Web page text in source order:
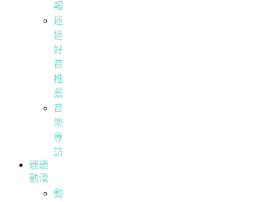
報
迷
迷
好
音
推
薦
音
樂
專
訪
迷迷
動漫
動